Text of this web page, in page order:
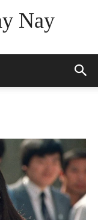
Nay